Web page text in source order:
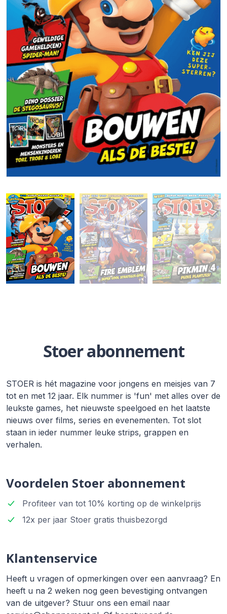
Stoer abonnement
STOER is hét magazine voor jongens en meisjes van 7
tot en met 12 jaar. Elk nummer is 'fun' met alles over de
leukste games, het nieuwste speelgoed en het laatste
nieuws over films, series en evenementen. Tot slot
staan in ieder nummer leuke strips, grappen en
verhalen.
Voordelen Stoer abonnement
Profiteer van tot 10% korting op de winkelprijs
12x per jaar Stoer gratis thuisbezorgd
Klantenservice
Heeft u vragen of opmerkingen over een aanvraag? En
heeft u na 2 weken nog geen bevestiging ontvangen
van de uitgever? Stuur ons een email naar